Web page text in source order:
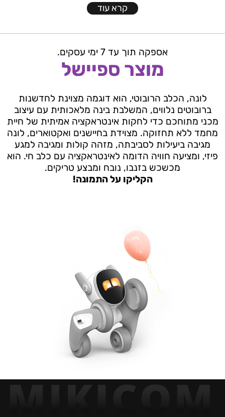
קרא עוד
אספקה תוך עד 7 ימי עסקים.
מוצר ספיישל
לונה, הכלב הרובוטי, הוא דוגמה מצוינת לחדשנות
ברובוטים נלווים, המשלבת בינה מלאכותית עם עיצוב
מכני מתוחכם כדי לחקות אינטראקציה אמיתית של חיית
מחמד ללא תחזוקה. מצוידת בחיישנים ואקטוארים, לונה
מגיבה ביעילות לסביבתה, מזהה קולות ומגיבה למגע
פיזי, ומציעה חוויה הדומה לאינטראקציה עם כלב חי. הוא
מכשכש בזנבו, נובח ומבצע טריקים.
הקליקו על התמונה!